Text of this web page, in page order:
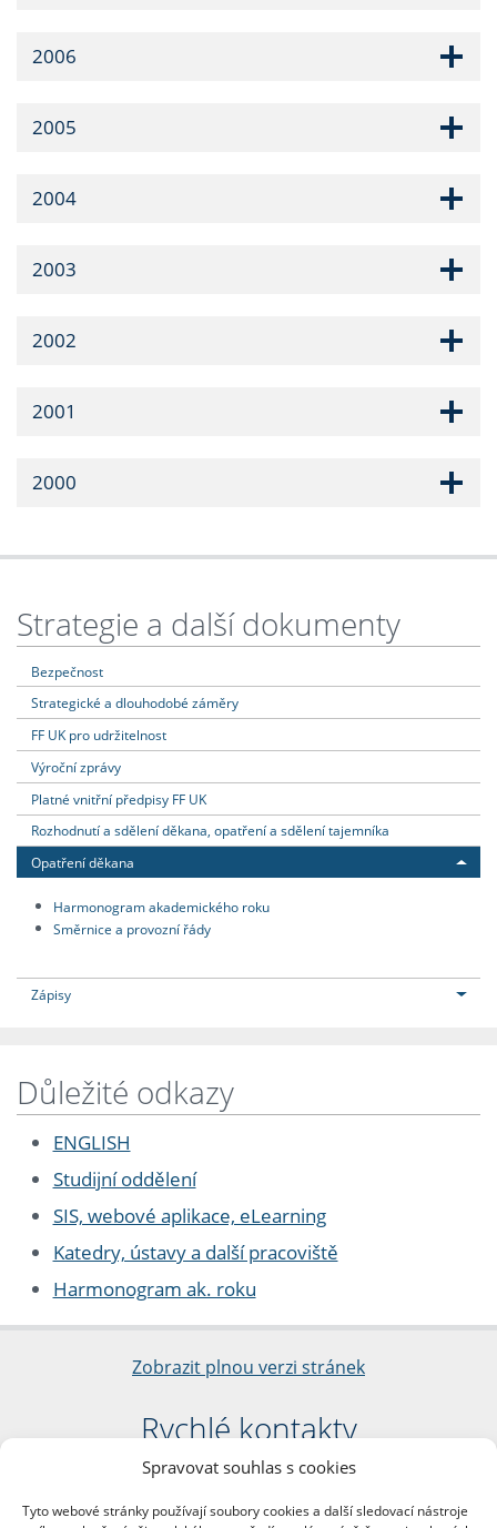
Spravovat souhlas s cookies
Tyto webové stránky používají soubory cookies a další sledovací nástroje
2006
2005
2004
2003
2002
2001
2000
Strategie a další dokumenty
Bezpečnost
Strategické a dlouhodobé záměry
FF UK pro udržitelnost
Výroční zprávy
Platné vnitřní předpisy FF UK
Rozhodnutí a sdělení děkana, opatření a sdělení tajemníka
Opatření děkana
Harmonogram akademického roku
Směrnice a provozní řády
Zápisy
Důležité odkazy
ENGLISH
Studijní oddělení
SIS, webové aplikace, eLearning
Katedry, ústavy a další pracoviště
Harmonogram ak. roku
Zobrazit plnou verzi stránek
Rychlé kontakty
Filozofická fakulta
nám. Jana Palacha 1/2